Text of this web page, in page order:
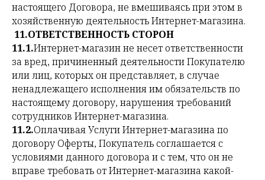
настоящего Договора, не вмешиваясь при этом в
хозяйственную деятельность Интернет-магазина.
11.ОТВЕТСТВЕННОСТЬ СТОРОН
11.1.Интернет-магазин не несет ответственности
за вред, причиненный деятельности Покупателю
или лиц, которых он представляет, в случае
ненадлежащего исполнения им обязательств по
настоящему договору, нарушения требований
сотрудников Интернет-магазина.
11.2.Оплачивая Услуги Интернет-магазина по
договору Оферты, Покупатель соглашается с
условиями данного договора и с тем, что он не
вправе требовать от Интернет-магазина какой-